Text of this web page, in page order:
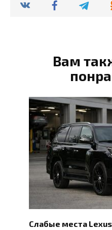
Вам
Слабые места Lexus